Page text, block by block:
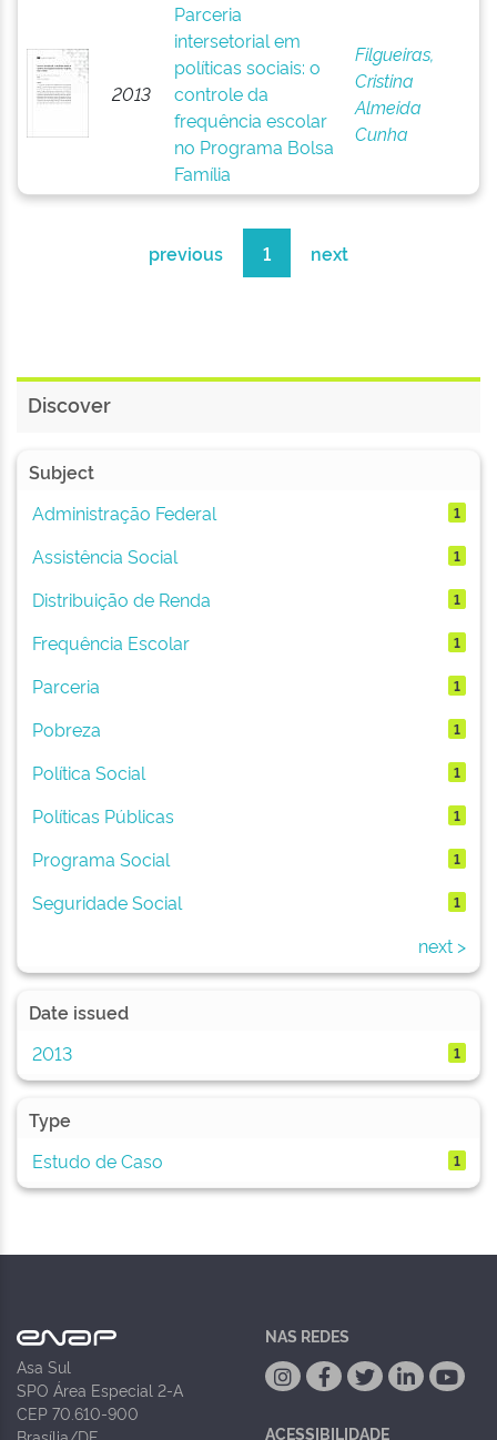
2013
Parceria
intersetorial em
políticas sociais: o
controle da
frequência escolar
no Programa Bolsa
Família
Filgueiras,
Cristina
Almeida
Cunha
previous 1 next
Discover
Subject
Administração Federal
1
Assistência Social 1
Distribuição de Renda 1
Frequência Escolar 1
Parceria 1
Pobreza 1
Política Social 1
Políticas Públicas 1
Programa Social 1
Seguridade Social 1
next >
Date issued
2013
1
Type
Estudo de Caso
1
Asa Sul
SPO Área Especial 2-A
CEP 70.610-900
NAS REDES
ACESSIBILIDADE